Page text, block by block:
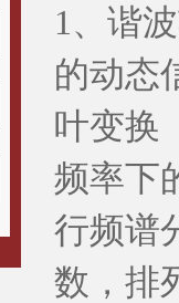
1、谐
的动态
叶变换
频率下
行频谱
数，排